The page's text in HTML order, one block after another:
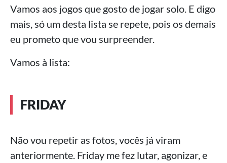
Vamos aos jogos que gosto de jogar solo. E digo
mais, só um desta lista se repete, pois os demais
eu prometo que vou surpreender.
Vamos à lista:
FRIDAY
Não vou repetir as fotos, vocês já viram
anteriormente. Friday me fez lutar, agonizar, e